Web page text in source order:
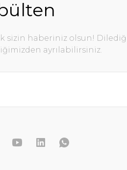
sizin haberiniz olsun!
ayrılabilirsiniz.